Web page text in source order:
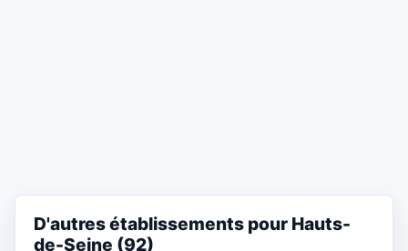
D'autres établissements pour Hauts-
de-Seine (92)